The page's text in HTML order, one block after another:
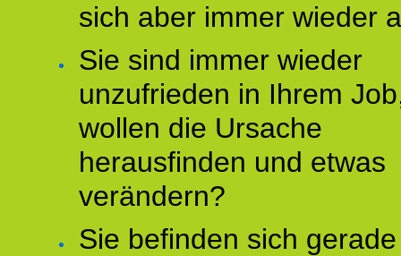
sich aber immer wieder
Sie sind immer wieder
unzufrieden in Ihrem
wollen die Ursache
herausfinden und etwas
verändern?
Sie befinden sich